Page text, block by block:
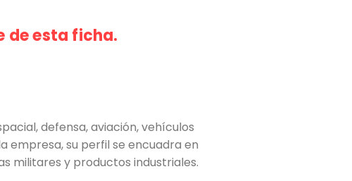
de esta ficha.
defensa, aviación, vehículos
empresa, su perfil se encuadra en
militares y productos industriales.